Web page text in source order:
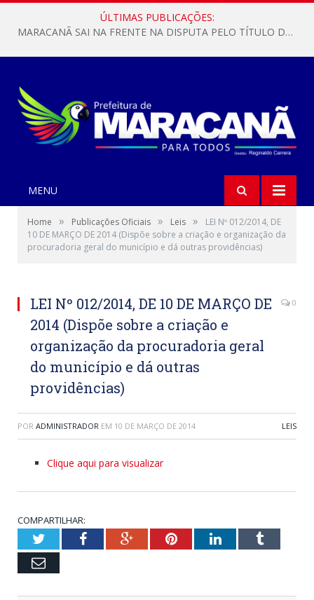
ÚLTIMAS PUBLICAÇÕES:
MARACANÃ SAI NA FRENTE NA DISPUTA PELO TÍTULO DA COPA PARÁ SUB-17!
MENU
Home » Publicações Oficiais » Leis »
LEI Nº 012/2014, DE
10 DE MARÇO DE 2014 (Dispõe sobre a criação e organização da
procuradoria geral do município e dá outras providências)
LEI Nº 012/2014, DE 10 DE MARÇO DE
2014 (Dispõe sobre a criação e
organização da procuradoria geral
do município e dá outras
providências)
0
POR ADMINISTRADOR EM 10 DE MARÇO DE 2014 LEIS
Clique aqui para visualizar
COMPARTILHAR:
TwitterFacebookGoogle+PinterestLinkedInTumblr
Email